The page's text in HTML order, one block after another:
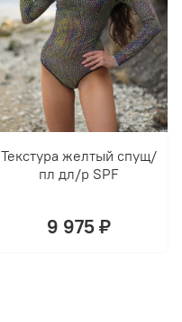
Текстура желтый спущ/
пл дл/р SPF
9 975 ₽